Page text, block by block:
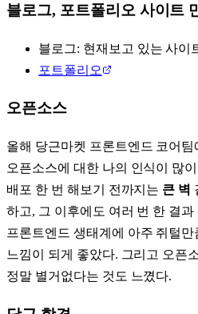
블로그, 포트폴리오 사이트
블로그: 현재보고 있는 사이
포트폴리오
오픈소스
올해 당근마켓 프론트엔드 코어팀
오픈소스에 대한 나의 인식이 많
배포 한 번 해보기 전까지는 큰 벽
하고, 그 이후에도 여러 번 한 결
프론트엔드 생태계에 아주 쥐털
느낌이 되게 좋았다. 그리고 오픈
정말 별거없다는 것도 느꼈다.